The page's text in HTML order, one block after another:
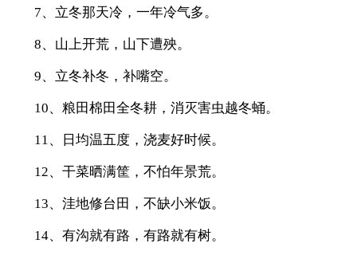
7、立冬那天冷，一年冷气多。
8、山上开荒，山下遭殃。
9、立冬补冬，补嘴空。
10、粮田棉田全冬耕，消灭害虫越冬蛹。
11、日均温五度，浇麦好时候。
12、干菜晒满筐，不怕年景荒。
13、洼地修台田，不缺小米饭。
14、有沟就有路，有路就有树。